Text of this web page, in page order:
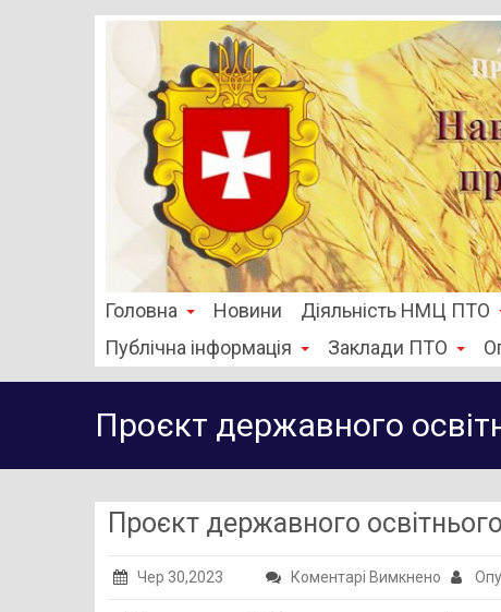
Головна Новини Діяльність НМЦ ПТО
Публічна інформація
Заклади ПТО
Проєкт державного
Проєкт державного
Чер 30,2023 Коментарі Вимкнено до